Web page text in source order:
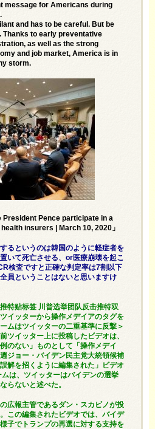
message for Americans during
and has to be careful. But be
Thanks to early preventative
as well as the strong
and job market, America is in
storm.
President Pence participate in a
insurers | March 10, 2020」
るというのは韓国のように軽症者を
いて死亡させる、or医療崩壊を起こ
検査ですと正確な判定率は7割以下
員ということはないと思いますけ
特贴标签 川普选举团队反击推特双
イッターから操作メデイアのタグを
ムはツイッターの二重基準に反撃＞
ツイッター上に投稿したビデオは、
のない」ものとして「操作メデイ
ジョー・バイデン民主党大統領候補
解を招くように編集された」ビデオ
は、ツイッターはバイデンの選挙
らないと述べた。
広報主管であるダン・スカビノが投
この編集されたビデオでは、バイデ
子でトランプの再選に対する支持を